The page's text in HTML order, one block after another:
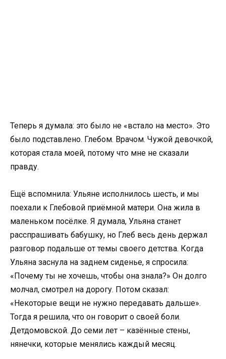
Теперь я думала: это было не «встало на место». Это
было подставлено. Глебом. Врачом. Чужой девочкой,
которая стала моей, потому что мне не сказали
правду.
Ещё вспомнила: Ульяне исполнилось шесть, и мы
поехали к Глебовой приёмной матери. Она жила в
маленьком посёлке. Я думала, Ульяна станет
расспрашивать бабушку, но Глеб весь день держал
разговор подальше от темы своего детства. Когда
Ульяна заснула на заднем сиденье, я спросила:
«Почему ты не хочешь, чтобы она знала?» Он долго
молчал, смотрел на дорогу. Потом сказал:
«Некоторые вещи не нужно передавать дальше».
Тогда я решила, что он говорит о своей боли.
Детдомовской. До семи лет – казённые стены,
нянечки, которые менялись каждый месяц.